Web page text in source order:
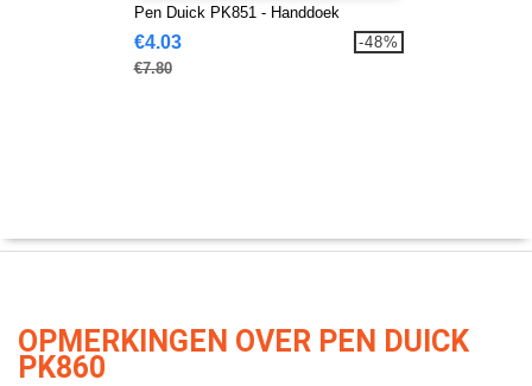
Pen Duick PK851 - Handdoek
€4.03
€7.80
-48%
OPMERKINGEN OVER PEN DUICK
PK860